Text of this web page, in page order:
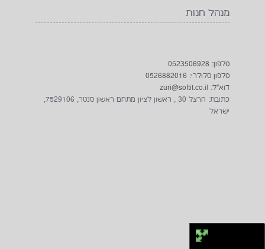
מנהל חנות
טלפון: 0523506928
טלפון סלולרי: 0526882016
דוא"ל: zuri@softit.co.il
כתובת: הרצל 30 , ראשון לציון מתחם ראשון סנטר, 7529106,
ישראל